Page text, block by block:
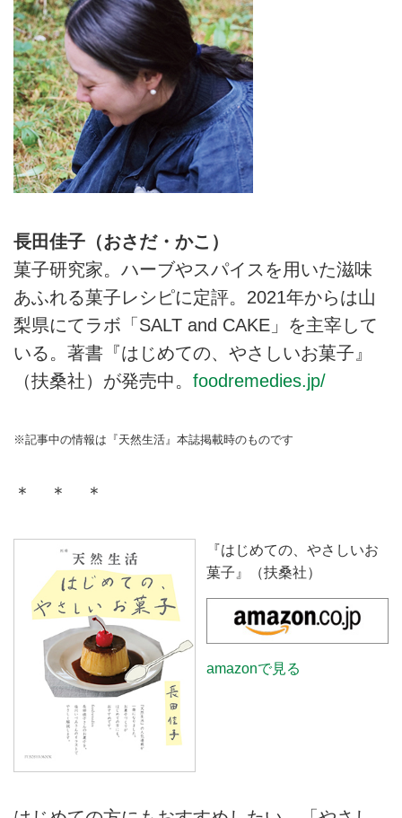
長田佳子（おさだ・かこ）
菓子研究家。ハーブやスパイスを用いた滋味
あふれる菓子レシピに定評。2021年からは山
梨県にてラボ「SALT and CAKE」を主宰して
いる。著書『はじめての、やさしいお菓子』
（扶桑社）が発売中。 foodremedies.jp/
※記事中の情報は『天然生活』本誌掲載時のものです
＊ ＊ ＊
『はじめての、やさしいお
菓子』（扶桑社）
amazonで見る